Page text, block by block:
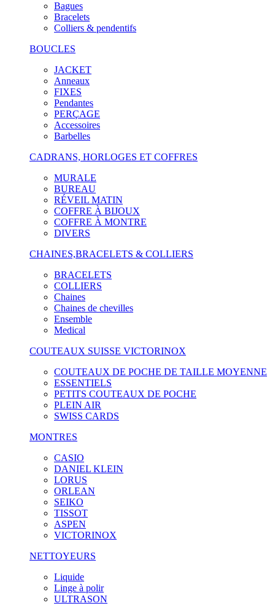
Bagues
Bracelets
Colliers & pendentifs
BOUCLES
JACKET
Anneaux
FIXES
Pendantes
PERÇAGE
Accessoires
Barbelles
CADRANS, HORLOGES ET COFFRES
MURALE
BUREAU
RÉVEIL MATIN
COFFRE À BIJOUX
COFFRE À MONTRE
DIVERS
CHAINES,BRACELETS & COLLIERS
BRACELETS
COLLIERS
Chaines
Chaines de chevilles
Ensemble
Medical
COUTEAUX SUISSE VICTORINOX
COUTEAUX DE POCHE DE TAILLE MOYENNE
ESSENTIELS
PETITS COUTEAUX DE POCHE
PLEIN AIR
SWISS CARDS
MONTRES
CASIO
DANIEL KLEIN
LORUS
ORLEAN
SEIKO
TISSOT
ASPEN
VICTORINOX
NETTOYEURS
Liquide
Linge à polir
ULTRASON